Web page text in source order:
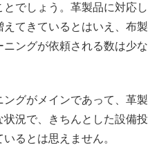
でしょう。革製品に対応し
てきているとはいえ、布製
ングが依頼される数は少な
グがメインであって、革製
況で、きちんとした設備投
るとは思えません。